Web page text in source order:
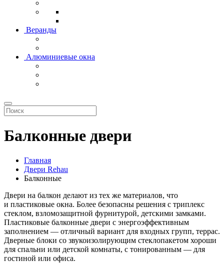
Веранды
Алюминиевые окна
Балконные двери
Главная
Двери Rehau
Балконные
Двери на балкон делают из тех же материалов, что
и пластиковые окна. Более безопасны решения с триплекс
стеклом, взломозащитной фурнитурой, детскими замками.
Пластиковые балконные двери с энергоэффективным
заполнением — отличный вариант для входных групп, террас.
Дверные блоки со звукоизолирующим стеклопакетом хороши
для спальни или детской комнаты, с тонированным — для
гостиной или офиса.